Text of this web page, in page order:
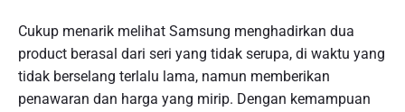
Cukup menarik melihat Samsung menghadirkan dua
product berasal dari seri yang tidak serupa, di waktu yang
tidak berselang terlalu lama, namun memberikan
penawaran dan harga yang mirip. Dengan kemampuan